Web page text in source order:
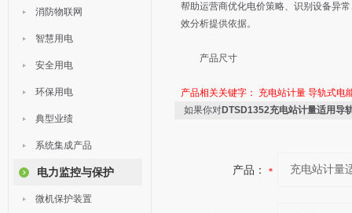
消防物联网
智慧用电
安全用电
环保用电
典型业绩
系统集成产品
电力监控与保护
微机保护装置
帮助运营商优化电价策略、识别设备异
效分析提供依据。
产品尺寸
产品相关关键字： 充电站计量 导轨式电
如果你对DTSD1352充电站计量适用导
产品：